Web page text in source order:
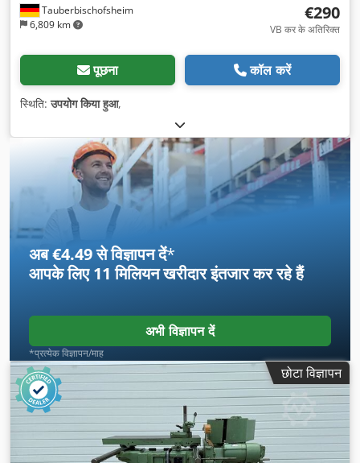
Tauberbischofsheim
6,809 km
€290
VB कर के अतिरिक्त
पूछना कॉल करें
स्थिति:उपयोग किया हुआ,
अब €4.49 से विज्ञापन दें*
आपके लिए11 मिलियन खरीदारइंतजार कर रहे हैं
अभी विज्ञापन दें
*प्रत्येक विज्ञापन/माह
छोटा विज्ञापन